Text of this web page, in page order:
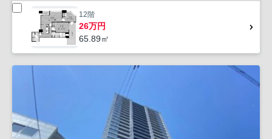
12階
26万円
65.89㎡